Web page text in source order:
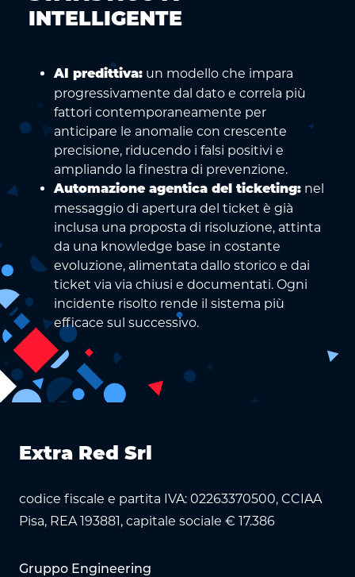
INTELLIGENTE
AI predittiva: un modello che impara
progressivamente dal dato e correla più
fattori contemporaneamente per
anticipare le anomalie con crescente
precisione, riducendo i falsi positivi e
ampliando la finestra di prevenzione.
Automazione agentica del ticketing: nel
messaggio di apertura del ticket è già
inclusa una proposta di risoluzione, attinta
da una knowledge base in costante
evoluzione, alimentata dallo storico e dai
ticket via via chiusi e documentati. Ogni
incidente risolto rende il sistema più
efficace sul successivo.
Extra Red Srl
codice fiscale e partita IVA: 02263370500, CCIAA
Pisa, REA 193881, capitale sociale € 17.386
Gruppo Engineering